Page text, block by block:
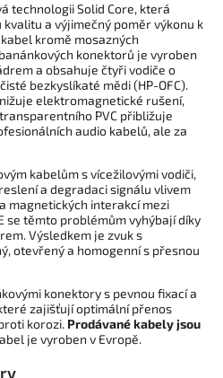
technologii Solid Core, která
a výjimečný poměr výkonu k
kromě mosazných
konektorů je vyroben
a obsahuje čtyři vodiče o
bezkyslíkaté mědi (HP-OFC).
elektromagnetické rušení,
PVC přibližuje
audio kabelů, ale za
kabelům s vícežilovými vodiči,
a degradaci signálu vlivem
magnetických interakcí mezi
se těmto problémům vyhýbají díky
Výsledkem je zvuk s
otevřený a homogenní s přesnou
konektory s pevnou fixací a
zajišťují optimální přenos
korozi. Prodávané kabely jsou
je vyroben v Evropě.